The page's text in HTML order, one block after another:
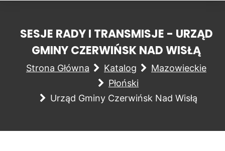
SESJE RADY I TRANSMISJE - URZĄD
GMINY CZERWIŃSK NAD WISŁĄ
Strona Główna Katalog
Mazowieckie
Płoński
Urząd Gminy Czerwińsk Nad Wisłą